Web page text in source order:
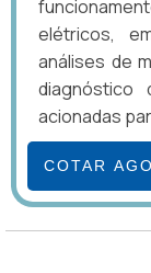
elétricos,
análises de
acionadas
COTAR